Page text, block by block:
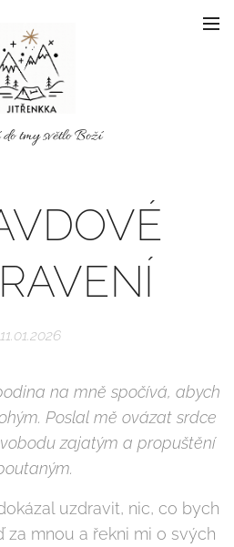
tmy světlo Boží
11.01.2026
na mně spočívá, abych
Poslal mě ovázat srdce
zajatým a propuštění
uzdravit, nic, co bych
za mnou a řekni mi o svých